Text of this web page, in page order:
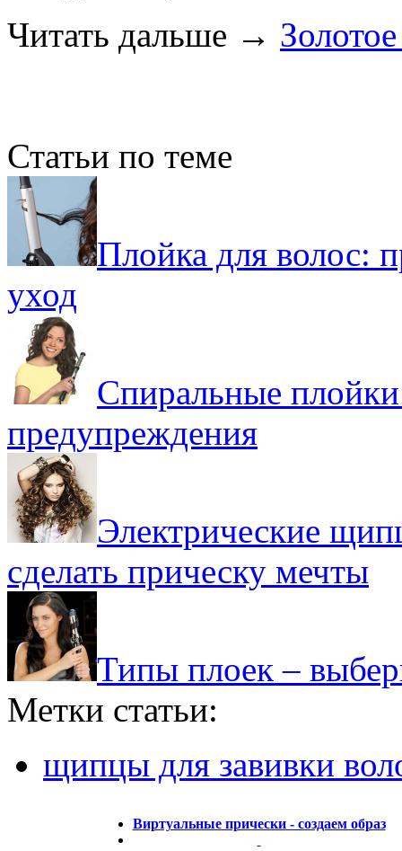
Читать дальше →
Статьи по теме
Плойка для волос:
уход
Спиральные
предупреждения
Электрические
сделать прическу мечты
Типы плоек –
Метки статьи:
щипцы для завивки
Виртуальные прически - создаем образ